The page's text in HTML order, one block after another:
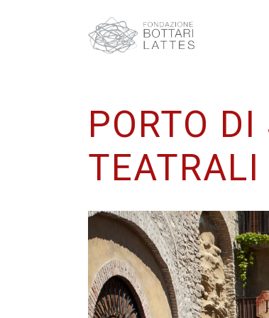
PORTO
TEATRALI